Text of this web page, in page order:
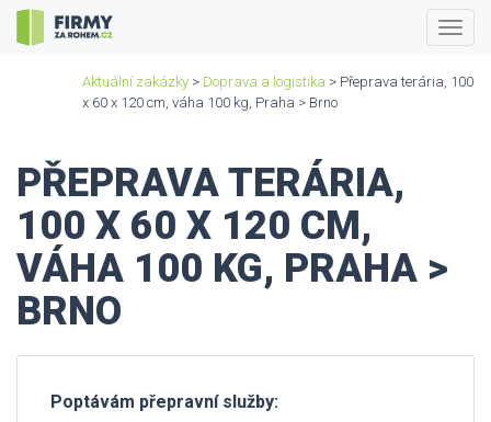
Aktuální zakázky > Doprava a logistika > Přeprava terária, 100
x 60 x 120 cm, váha 100 kg, Praha > Brno
PŘEPRAVA TERÁRIA,
100 X 60 X 120 CM,
VÁHA 100 KG, PRAHA >
BRNO
Poptávám přepravní služby: